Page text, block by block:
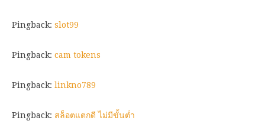
Pingback: slot99
Pingback: cam tokens
Pingback: linkno789
Pingback: สล็อตแตกดี ไม่มีขั้นต่ำ